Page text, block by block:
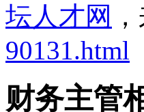
坛人才网
90131.html
财务主管